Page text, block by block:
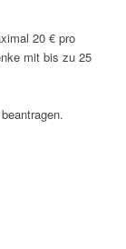
20 € pro
mit bis zu 25